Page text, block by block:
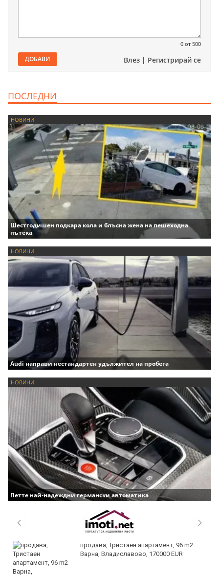
0 от 500
ДОБАВИ Влез | Регистрирай се
ПОСЛЕДНИ
НОВИНИ
Шестгодишен подкара кола и блъсна жена на пешеходна
пътека
НОВИНИ
Audi направи нестандартен удължител на пробега
НОВИНИ
Петте най-надеждни германски автоматика
продава, Тристаен апартамент, 96 m2
Варна, Владиславово, 170000 EUR